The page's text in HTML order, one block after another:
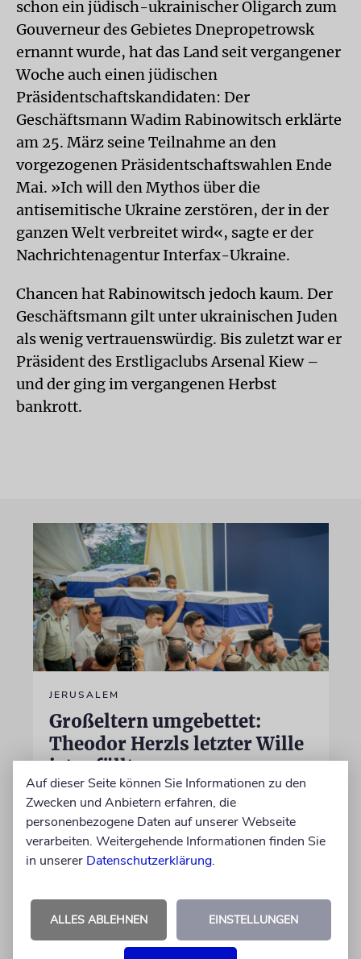
schon ein jüdisch-ukrainischer Oligarch zum
Gouverneur des Gebietes Dnepropetrowsk
ernannt wurde, hat das Land seit vergangener
Woche auch einen jüdischen
Präsidentschaftskandidaten: Der
Geschäftsmann Wadim Rabinowitsch erklärte
am 25. März seine Teilnahme an den
vorgezogenen Präsidentschaftswahlen Ende
Mai. »Ich will den Mythos über die
antisemitische Ukraine zerstören, der in der
ganzen Welt verbreitet wird«, sagte er der
Nachrichtenagentur Interfax-Ukraine.
Chancen hat Rabinowitsch jedoch kaum. Der
Geschäftsmann gilt unter ukrainischen Juden
als wenig vertrauenswürdig. Bis zuletzt war er
Präsident des Erstligaclubs Arsenal Kiew –
und der ging im vergangenen Herbst
bankrott.
JERUSALEM
Großeltern umgebettet:
Theodor Herzls letzter Wille
ist erfüllt
Die Überreste von Schimon und Rikva Herzl,
Vorfahren väterlicherseits des Zionismus-
Begründers und prägende Gestalten in
Theodor Herzls Jugend, wurden von Serbien
nach Israel überführt und auf dem Herzlberg
06.08.2026
Auf dieser Seite können Sie Informationen zu den
Zwecken und Anbietern erfahren, die
personenbezogene Daten auf unserer Webseite
verarbeiten. Weitergehende Informationen finden Sie
in unserer Datenschutzerklärung.
ALLES ABLEHNEN EINSTELLUNGEN